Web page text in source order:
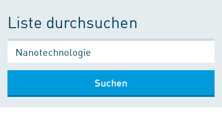
Liste durchsuchen
Suchen